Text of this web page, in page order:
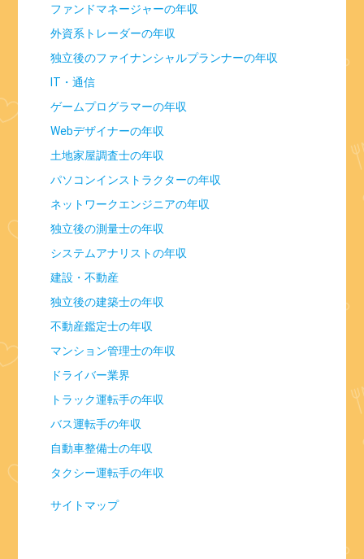
ファンドマネージャーの年収
外資系トレーダーの年収
独立後のファイナンシャルプランナーの年収
IT・通信
ゲームプログラマーの年収
Webデザイナーの年収
土地家屋調査士の年収
パソコンインストラクターの年収
ネットワークエンジニアの年収
独立後の測量士の年収
システムアナリストの年収
建設・不動産
独立後の建築士の年収
不動産鑑定士の年収
マンション管理士の年収
ドライバー業界
トラック運転手の年収
バス運転手の年収
自動車整備士の年収
タクシー運転手の年収
サイトマップ